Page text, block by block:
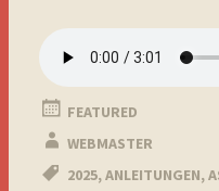
FEATURED
WEBMASTER
2025,ANLEITUNGEN,